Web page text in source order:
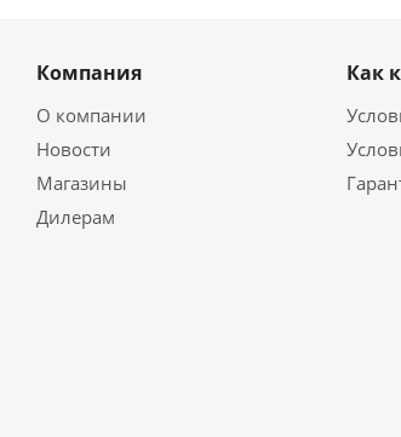
Компания
О компании
Новости
Магазины
Дилерам
Как